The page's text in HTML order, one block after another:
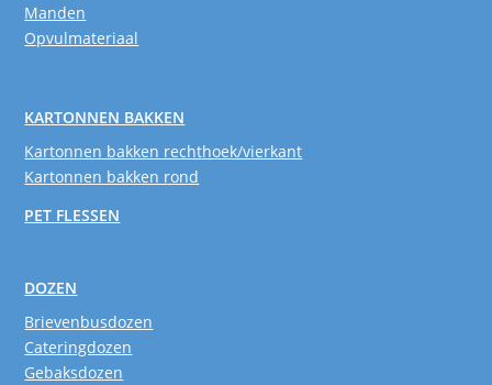
Manden
Opvulmateriaal
KARTONNEN BAKKEN
Kartonnen bakken rechthoek/vierkant
Kartonnen bakken rond
PET FLESSEN
DOZEN
Brievenbusdozen
Cateringdozen
Gebaksdozen